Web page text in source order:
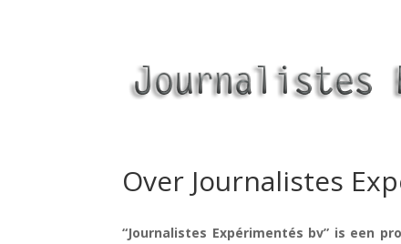
Over Journalistes
“Journalistes Expérimentés bv” is een